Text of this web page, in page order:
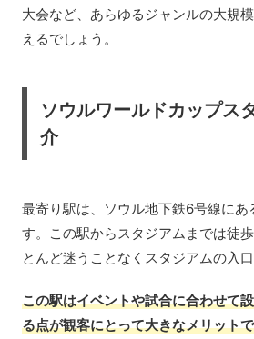
大会など、あらゆるジャンルの大規
えるでしょう。
ソウルワールドカップス
介
最寄り駅は、ソウル地下鉄6号線にあ
す。この駅からスタジアムまでは徒
とんど迷うことなくスタジアムの入
この駅はイベントや試合に合わせて
る点が観客にとって大きなメリット